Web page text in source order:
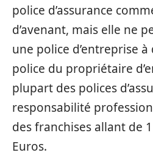
police d’assurance
d’avenant, mais elle ne
une police d’entreprise
police du propriétaire
plupart des polices
responsabilité
des franchises allant de
Euros.